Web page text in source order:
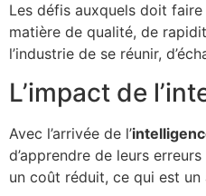
Les défis auxquels doit
matière de qualité, de
l’industrie de se réunir,
L’impact de
Avec l’arrivée de l’
d’apprendre de leurs
un coût réduit, ce qui est